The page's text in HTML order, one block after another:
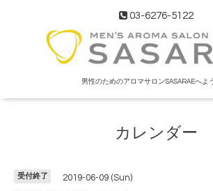
03-6276-5122
男性のためのアロマサロンSASARAEへよ
カレンダー
受付終了 2019-06-09 (Sun)